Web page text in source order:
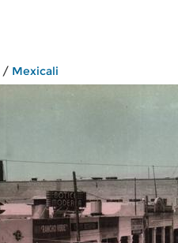
/ Mexicali